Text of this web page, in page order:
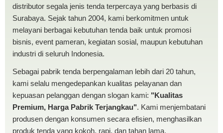
distributor segala jenis tenda terpercaya yang berbasis di
Surabaya. Sejak tahun 2004, kami berkomitmen untuk
melayani berbagai kebutuhan tenda baik untuk promosi
bisnis, event pameran, kegiatan sosial, maupun kebutuhan
industri di seluruh Indonesia.
Sebagai pabrik tenda berpengalaman lebih dari 20 tahun,
kami selalu mengedepankan kualitas pelayanan dan
kepuasan pelanggan dengan slogan kami: "Kualitas
Premium, Harga Pabrik Terjangkau". Kami menjembatani
produsen dengan konsumen secara efisien, menghasilkan
produk tenda yang kokoh, rapi, dan tahan lama.